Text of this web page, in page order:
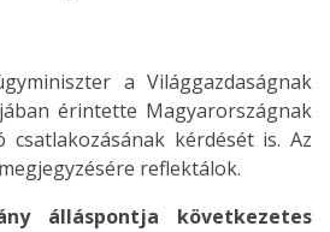
a Világgazdaságnak
érintette Magyarországnak
csatlakozásának kérdését is. Az
reflektálok.
álláspontja következetes